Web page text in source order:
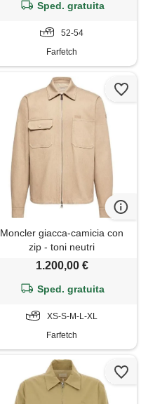
Sped. gratuita
52-54
Farfetch
Moncler giacca-camicia con
zip - toni neutri
1.200,00 €
Sped. gratuita
XS-S-M-L-XL
Farfetch